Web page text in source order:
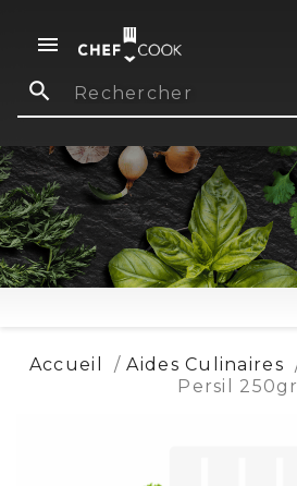

search
Accueil Aides Culinaires
Persil 250gr